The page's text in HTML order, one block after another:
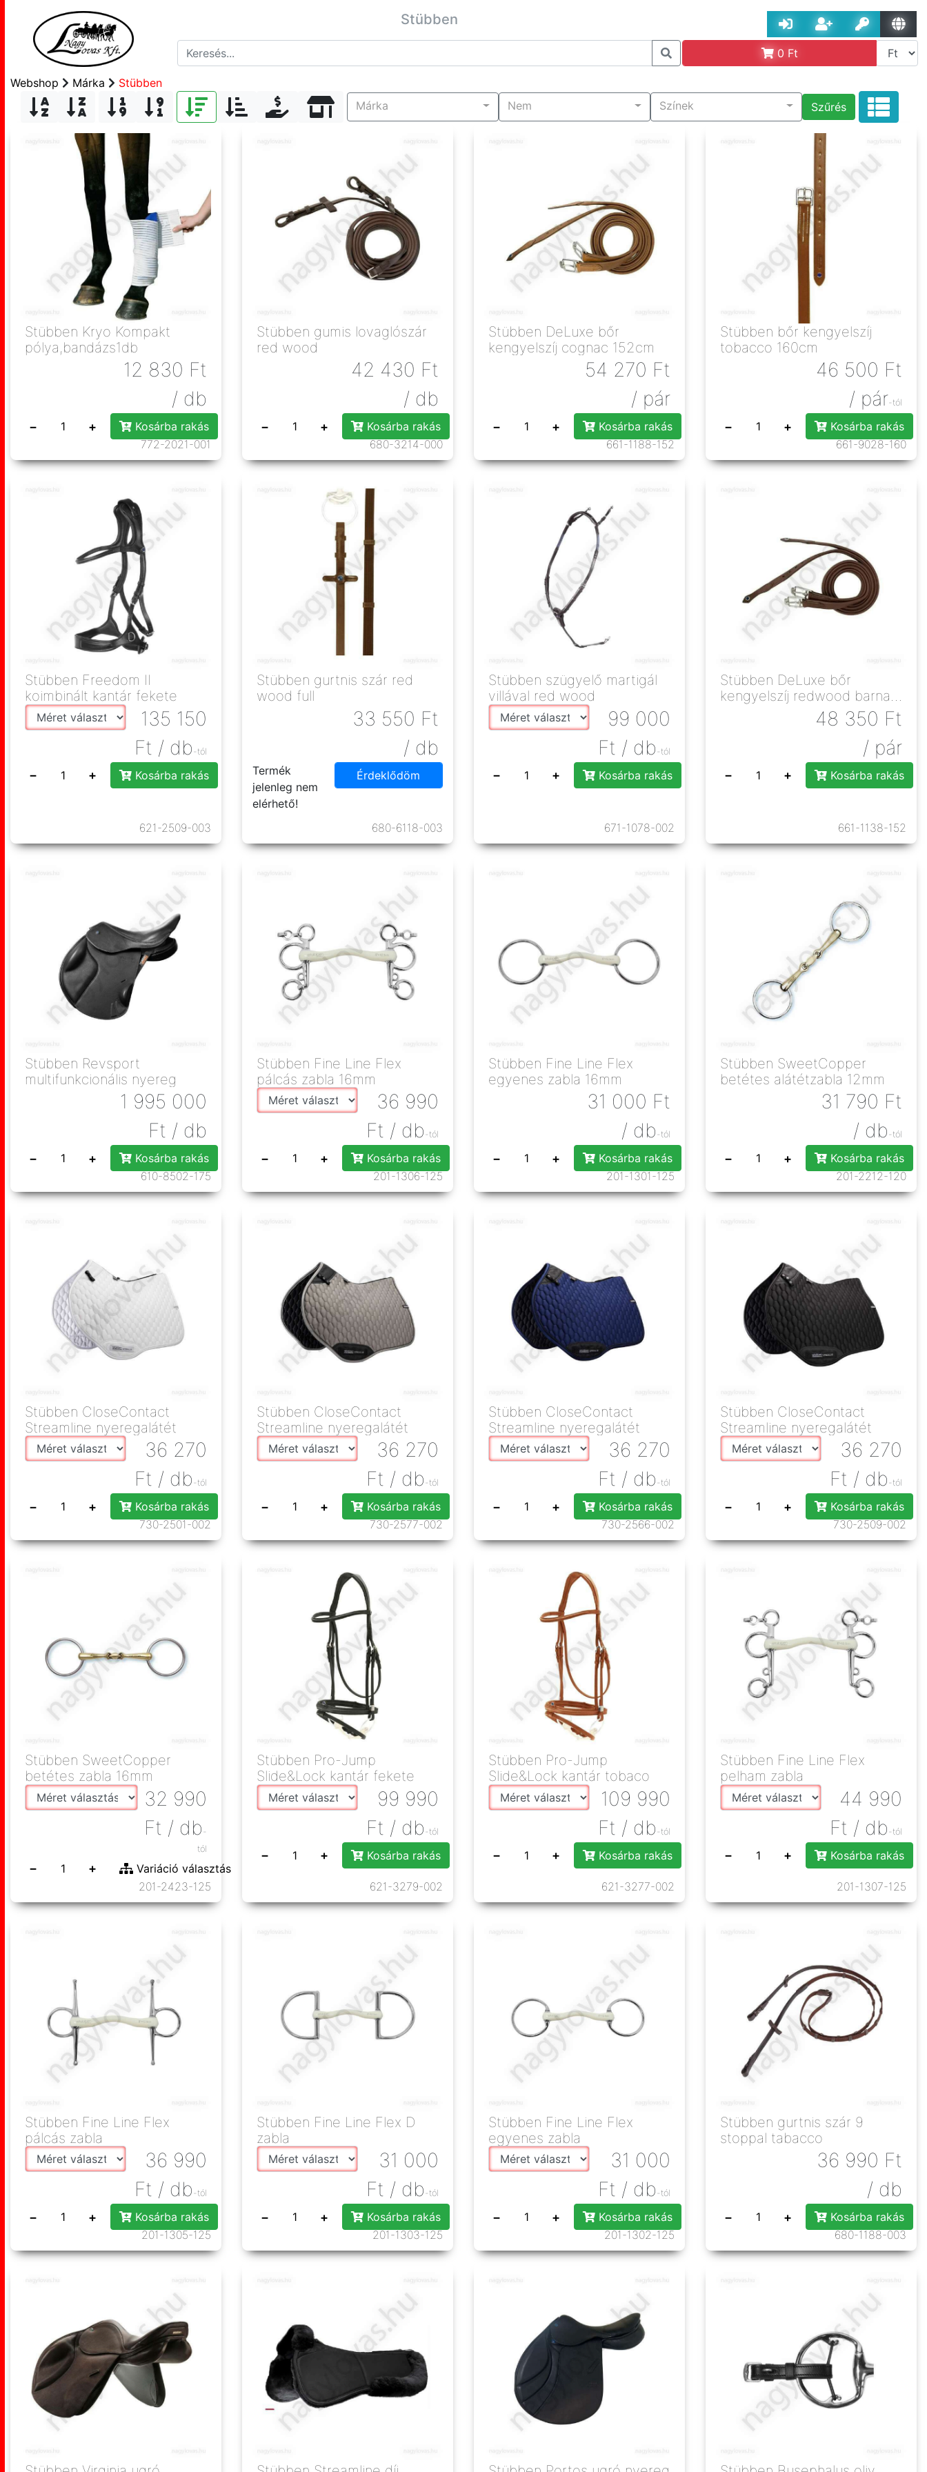
Stübben
0 Ft
Webshop Márka
Stübben
Márka
Nem Színek Szűrés
Stübben Kryo Kompakt
pólya,bandázs1db
12 830 Ft
/ db
− +
Kosárba rakás
772-2021-001
Stübben gumis lovaglószár
red wood
42 430 Ft
/ db
− +
Kosárba rakás
680-3214-000
Stübben DeLuxe bőr
kengyelszíj cognac 152cm
54 270 Ft
/ pár
− +
Kosárba rakás
661-1188-152
Stübben bőr kengyelszíj
tobacco 160cm
46 500 Ft
/ pár-tól
− +
Kosárba rakás
661-9028-160
Stübben Freedom II
koimbinált kantár fekete
135 150
Ft / db -tól
− + Kosárba rakás
621-2509-003
Stübben gurtnis szár red
wood full
33 550 Ft
/ db
Termék
jelenleg nem
elérhető!
Érdeklődöm
680-6118-003
Stübben szügyelő martigál
villával red wood
99 000
Ft / db -tól
− + Kosárba rakás
671-1078-002
Stübben DeLuxe bőr
kengyelszíj redwood barna
48 350 Ft
/ pár
− + Kosárba rakás
661-1138-152
Stübben Revsport
multifunkcionális nyereg
1 995 000
Ft / db
− +
Kosárba rakás
610-8502-175
Stübben Fine Line Flex
pálcás zabla 16mm
36 990
Ft / db -tól
− +
Kosárba rakás
201-1306-125
Stübben Fine Line Flex
egyenes zabla 16mm
31 000 Ft
/ db -tól
− +
Kosárba rakás
201-1301-125
Stübben SweetCopper
betétes alátétzabla 12mm
31 790 Ft
/ db -tól
− +
Kosárba rakás
201-2212-120
Stübben CloseContact
Streamline nyeregalátét
36 270
Ft / db -tól
− +
Kosárba rakás
730-2501-002
Stübben CloseContact
Streamline nyeregalátét
36 270
Ft / db -tól
− +
Kosárba rakás
730-2577-002
Stübben CloseContact
Streamline nyeregalátét
36 270
Ft / db -tól
− +
Kosárba rakás
730-2566-002
Stübben CloseContact
Streamline nyeregalátét
36 270
Ft / db -tól
− +
Kosárba rakás
730-2509-002
Stübben SweetCopper
betétes zabla 16mm
32 990
Ft / db -
tól
− +
Variáció választás
201-2423-125
Stübben Pro-Jump
Slide&Lock kantár fekete
99 990
Ft / db -tól
− + Kosárba rakás
621-3279-002
Stübben Pro-Jump
Slide&Lock kantár tobaco
109 990
Ft / db -tól
− + Kosárba rakás
621-3277-002
Stübben Fine Line Flex
pelham zabla
44 990
Ft / db -tól
− + Kosárba rakás
201-1307-125
Stübben Fine Line Flex
pálcás zabla
36 990
Ft / db -tól
− +
Kosárba rakás
201-1305-125
Stübben Fine Line Flex D
zabla
31 000
Ft / db -tól
− +
Kosárba rakás
201-1303-125
Stübben Fine Line Flex
egyenes zabla
31 000
Ft / db -tól
− +
Kosárba rakás
201-1302-125
Stübben gurtnis szár 9
stoppal tabacco
36 990 Ft
/ db
− +
Kosárba rakás
680-1188-003